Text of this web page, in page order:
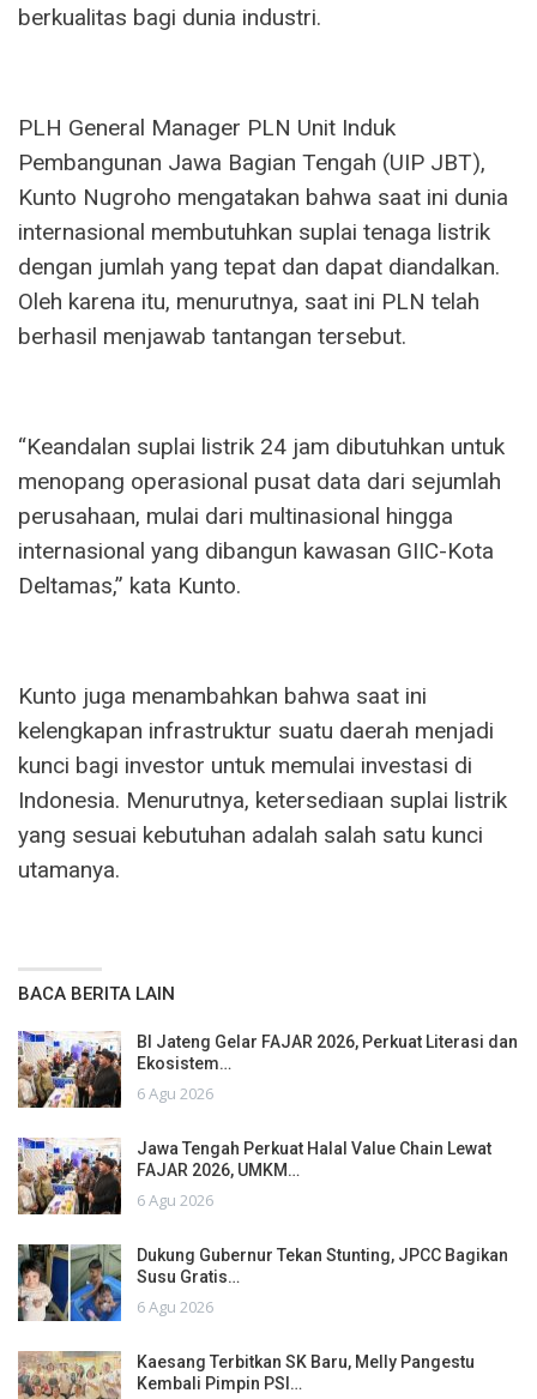
berkualitas bagi dunia industri.
PLH General Manager PLN Unit Induk
Pembangunan Jawa Bagian Tengah (UIP JBT),
Kunto Nugroho mengatakan bahwa saat ini dunia
internasional membutuhkan suplai tenaga listrik
dengan jumlah yang tepat dan dapat diandalkan.
Oleh karena itu, menurutnya, saat ini PLN telah
berhasil menjawab tantangan tersebut.
“Keandalan suplai listrik 24 jam dibutuhkan untuk
menopang operasional pusat data dari sejumlah
perusahaan, mulai dari multinasional hingga
internasional yang dibangun kawasan GIIC-Kota
Deltamas,” kata Kunto.
Kunto juga menambahkan bahwa saat ini
kelengkapan infrastruktur suatu daerah menjadi
kunci bagi investor untuk memulai investasi di
Indonesia. Menurutnya, ketersediaan suplai listrik
yang sesuai kebutuhan adalah salah satu kunci
utamanya.
BACA BERITA LAIN
BI Jateng Gelar FAJAR 2026, Perkuat Literasi dan
Ekosistem…
6 Agu 2026
Jawa Tengah Perkuat Halal Value Chain Lewat
FAJAR 2026, UMKM…
6 Agu 2026
Dukung Gubernur Tekan Stunting, JPCC Bagikan
Susu Gratis…
6 Agu 2026
Kaesang Terbitkan SK Baru, Melly Pangestu
Kembali Pimpin PSI…